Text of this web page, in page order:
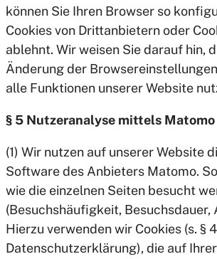
können Sie Ihren Browser so
Cookies von Drittanbietern oder
ablehnt. Wir weisen Sie darauf hin,
Änderung der
alle Funktionen unserer Website
§ 5 Nutzeranalyse mittels Matomo
(1) Wir nutzen auf unserer Website
Software des Anbieters Matomo.
wie die einzelnen Seiten besucht
(Besuchshäufigkeit, Besuchsdauer,
Hierzu verwenden wir Cookies (s. §
Datenschutzerklärung), die auf